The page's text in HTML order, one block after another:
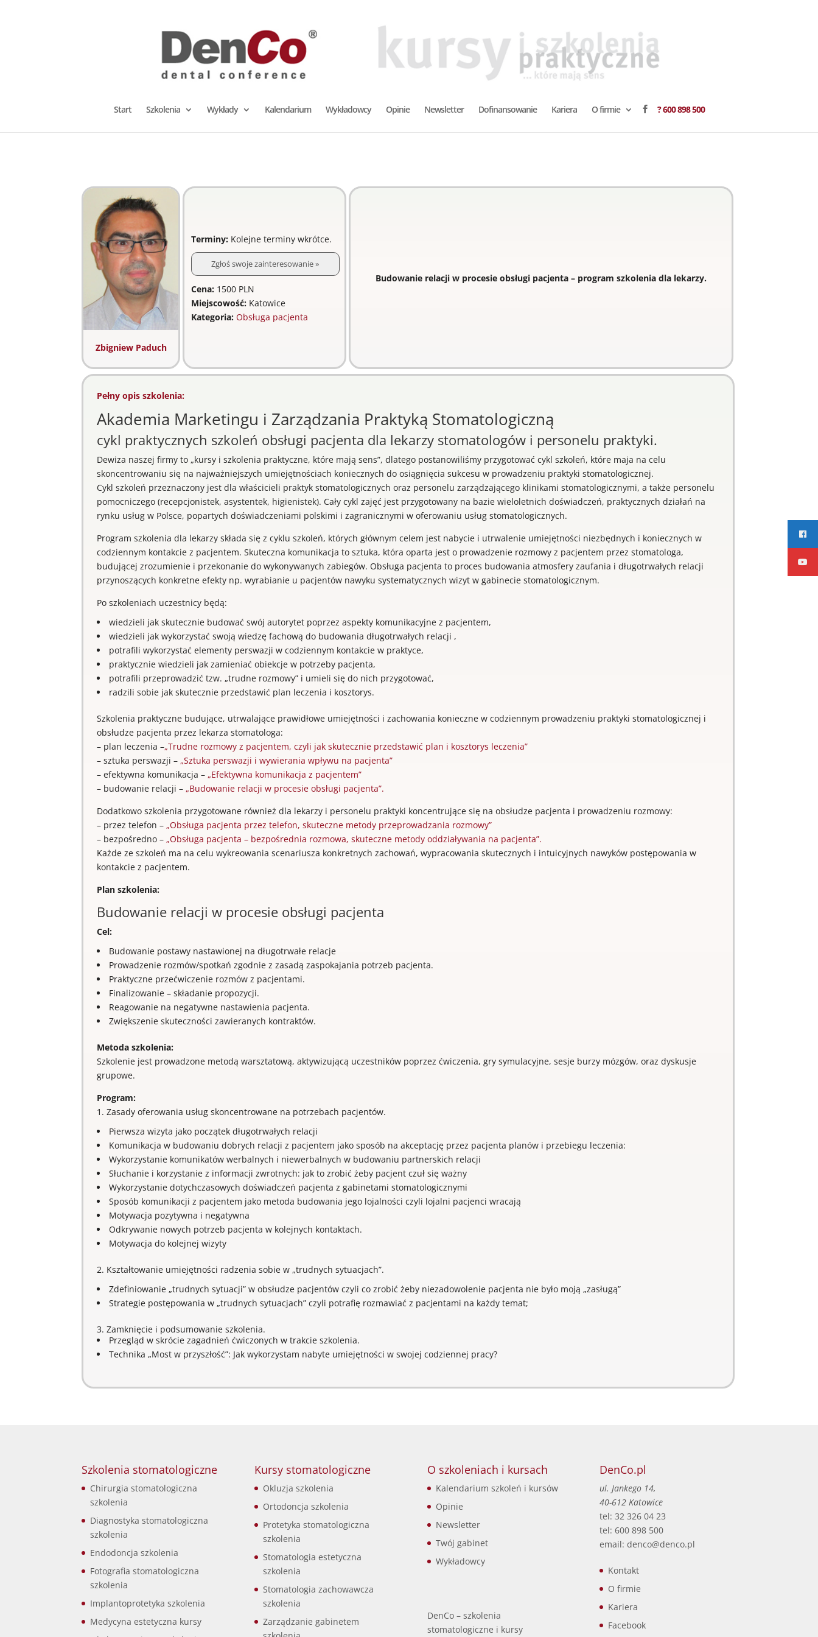
Start Szkolenia Wykłady Kalendarium Wykładowcy Opinie Newsletter Dofinansowanie Kariera O firmie  ? 600 898 500
Zbigniew Paduch
Terminy: Kolejne terminy wkrótce.
Zgłoś swoje zainteresowanie »
Cena:1500 PLN
Miejscowość:Katowice
Kategoria: Obsługa pacjenta
Budowanie relacji w procesie obsługi pacjenta – program szkolenia dla lekarzy.
Pełny opis szkolenia:
Akademia Marketingu i Zarządzania Praktyką Stomatologiczną
cykl praktycznych szkoleń obsługi pacjenta dla lekarzy stomatologów i personelu praktyki.
Dewiza naszej firmy to „kursy i szkolenia praktyczne, które mają sens”, dlatego postanowiliśmy przygotować cykl szkoleń, które maja na celu
skoncentrowaniu się na najważniejszych umiejętnościach koniecznych do osiągnięcia sukcesu w prowadzeniu praktyki stomatologicznej.
Cykl szkoleń przeznaczony jest dla właścicieli praktyk stomatologicznych oraz personelu zarządzającego klinikami stomatologicznymi, a także personelu
pomocniczego (recepcjonistek, asystentek, higienistek). Cały cykl zajęć jest przygotowany na bazie wieloletnich doświadczeń, praktycznych działań na
rynku usług w Polsce, popartych doświadczeniami polskimi i zagranicznymi w oferowaniu usług stomatologicznych.
Program szkolenia dla lekarzy składa się z cyklu szkoleń, których głównym celem jest nabycie i utrwalenie umiejętności niezbędnych i koniecznych w
codziennym kontakcie z pacjentem. Skuteczna komunikacja to sztuka, która oparta jest o prowadzenie rozmowy z pacjentem przez stomatologa,
budującej zrozumienie i przekonanie do wykonywanych zabiegów. Obsługa pacjenta to proces budowania atmosfery zaufania i długotrwałych relacji
przynoszących konkretne efekty np. wyrabianie u pacjentów nawyku systematycznych wizyt w gabinecie stomatologicznym.
Po szkoleniach uczestnicy będą:
wiedzieli jak skutecznie budować swój autorytet poprzez aspekty komunikacyjne z pacjentem,
wiedzieli jak wykorzystać swoją wiedzę fachową do budowania długotrwałych relacji ,
potrafili wykorzystać elementy perswazji w codziennym kontakcie w praktyce,
praktycznie wiedzieli jak zamieniać obiekcje w potrzeby pacjenta,
potrafili przeprowadzić tzw. „trudne rozmowy” i umieli się do nich przygotować,
radzili sobie jak skutecznie przedstawić plan leczenia i kosztorys.
Szkolenia praktyczne budujące, utrwalające prawidłowe umiejętności i zachowania konieczne w codziennym prowadzeniu praktyki stomatologicznej i
obsłudze pacjenta przez lekarza stomatologa:
– plan leczenia –„Trudne rozmowy z pacjentem, czyli jak skutecznie przedstawić plan i kosztorys leczenia”
– sztuka perswazji – „Sztuka perswazji i wywierania wpływu na pacjenta”
– efektywna komunikacja – „Efektywna komunikacja z pacjentem”
– budowanie relacji – „Budowanie relacji w procesie obsługi pacjenta”.
Dodatkowo szkolenia przygotowane również dla lekarzy i personelu praktyki koncentrujące się na obsłudze pacjenta i prowadzeniu rozmowy:
– przez telefon – „Obsługa pacjenta przez telefon, skuteczne metody przeprowadzania rozmowy”
– bezpośredno – „Obsługa pacjenta – bezpośrednia rozmowa, skuteczne metody oddziaływania na pacjenta”.
Każde ze szkoleń ma na celu wykreowania scenariusza konkretnych zachowań, wypracowania skutecznych i intuicyjnych nawyków postępowania w
kontakcie z pacjentem.
Plan szkolenia:
Budowanie relacji w procesie obsługi pacjenta
Cel:
Budowanie postawy nastawionej na długotrwałe relacje
Prowadzenie rozmów/spotkań zgodnie z zasadą zaspokajania potrzeb pacjenta.
Praktyczne przećwiczenie rozmów z pacjentami.
Finalizowanie – składanie propozycji.
Reagowanie na negatywne nastawienia pacjenta.
Zwiększenie skuteczności zawieranych kontraktów.
Metoda szkolenia:
Szkolenie jest prowadzone metodą warsztatową, aktywizującą uczestników poprzez ćwiczenia, gry symulacyjne, sesje burzy mózgów, oraz dyskusje
grupowe.
Program:
1. Zasady oferowania usług skoncentrowane na potrzebach pacjentów.
Pierwsza wizyta jako początek długotrwałych relacji
Komunikacja w budowaniu dobrych relacji z pacjentem jako sposób na akceptację przez pacjenta planów i przebiegu leczenia:
Wykorzystanie komunikatów werbalnych i niewerbalnych w budowaniu partnerskich relacji
Słuchanie i korzystanie z informacji zwrotnych: jak to zrobić żeby pacjent czuł się ważny
Wykorzystanie dotychczasowych doświadczeń pacjenta z gabinetami stomatologicznymi
Sposób komunikacji z pacjentem jako metoda budowania jego lojalności czyli lojalni pacjenci wracają
Motywacja pozytywna i negatywna
Odkrywanie nowych potrzeb pacjenta w kolejnych kontaktach.
Motywacja do kolejnej wizyty
2. Kształtowanie umiejętności radzenia sobie w „trudnych sytuacjach”.
Zdefiniowanie „trudnych sytuacji” w obsłudze pacjentów czyli co zrobić żeby niezadowolenie pacjenta nie było moją „zasługą”
Strategie postępowania w „trudnych sytuacjach” czyli potrafię rozmawiać z pacjentami na każdy temat;
3. Zamknięcie i podsumowanie szkolenia.
Przegląd w skrócie zagadnień ćwiczonych w trakcie szkolenia.
Technika „Most w przyszłość”: Jak wykorzystam nabyte umiejętności w swojej codziennej pracy?
Szkolenia stomatologiczne
Chirurgia stomatologiczna
szkolenia
Diagnostyka stomatologiczna
szkolenia
Endodoncja szkolenia
Fotografia stomatologiczna
szkolenia
Implantoprotetyka szkolenia
Medycyna estetyczna kursy
Kursy stomatologiczne
Okluzja szkolenia
Ortodoncja szkolenia
Protetyka stomatologiczna
szkolenia
Stomatologia estetyczna
szkolenia
Stomatologia zachowawcza
szkolenia
Zarządzanie gabinetem
O szkoleniach i kursach
Kalendarium szkoleń i kursów
Opinie
Newsletter
Twój gabinet
Wykładowcy
DenCo – szkolenia
stomatologiczne i kursy
DenCo.pl
ul. Jankego 14,
40-612 Katowice
tel: 32 326 04 23
tel: 600 898 500
email: denco@denco.pl
Kontakt
O firmie
Kariera
Facebook